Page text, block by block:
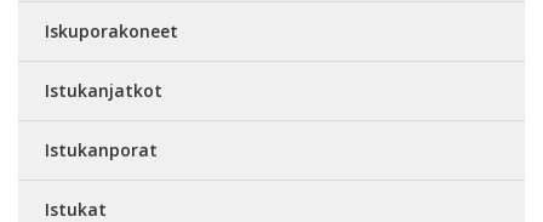
Iskuporakoneet
Istukanjatkot
Istukanporat
Istukat